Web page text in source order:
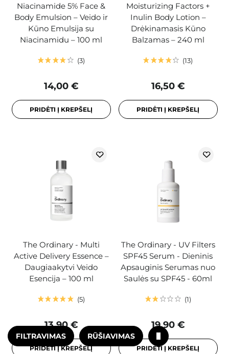
Niacinamide 5% Face &
Body Emulsion – Veido ir
Kūno Emulsija su
Niacinamidu – 100 ml
3
14,00 €
PRIDĖTI Į KREPŠELĮ
Moisturizing Factors +
Inulin Body Lotion –
Drėkinamasis Kūno
Balzamas – 240 ml
13
16,50 €
PRIDĖTI Į KREPŠELĮ
The Ordinary - Multi
Active Delivery Essence –
Daugiaakytvi Veido
Esencija – 100 ml
5
13,90 €
PRIDĖTI Į KREPŠELĮ
The Ordinary - UV Filters
SPF45 Serum - Dieninis
Apsauginis Serumas nuo
Saulės su SPF45 - 60ml
1
19,90 €
PRIDĖTI Į KREPŠELĮ
FILTRAVIMAS RŪŠIAVIMAS